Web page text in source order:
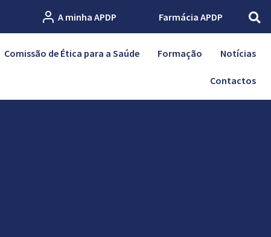
A minha APDP Farmácia APDP
Comissão de Ética para a Saúde Formação Notícias
Contactos